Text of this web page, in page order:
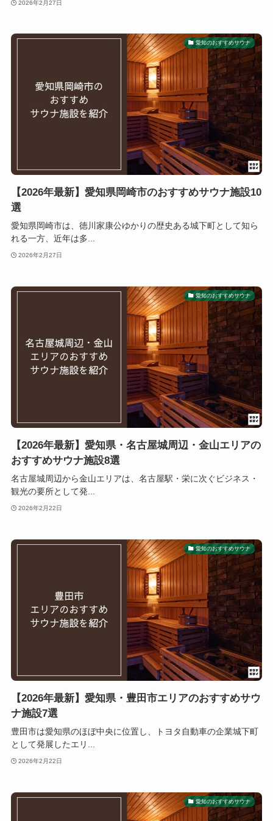
2026年2月27日
愛知のおすすめサウナ
【2026年最新】愛知県岡崎市のおすすめサウナ施設10
選
愛知県岡崎市は、徳川家康公ゆかりの歴史ある城下町として知ら
れる一方、近年は多...
2026年2月27日
愛知のおすすめサウナ
【2026年最新】愛知県・名古屋城周辺・金山エリアの
おすすめサウナ施設8選
名古屋城周辺から金山エリアは、名古屋駅・栄に次ぐビジネス・
観光の要所として発...
2026年2月22日
愛知のおすすめサウナ
【2026年最新】愛知県・豊田市エリアのおすすめサウ
ナ施設7選
豊田市は愛知県のほぼ中央に位置し、トヨタ自動車の企業城下町
として発展したエリ...
2026年2月22日
愛知のおすすめサウナ